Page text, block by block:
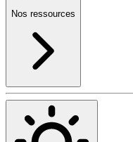
Nos ressources